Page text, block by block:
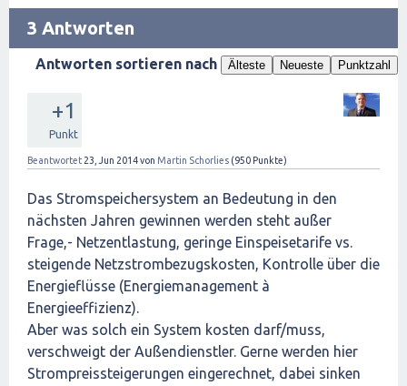
3 Antworten
Antworten sortieren nach Älteste Neueste Punktzahl
+1
Punkt
Beantwortet 23, Jun 2014von Martin Schorlies (950 Punkte)
Das Stromspeichersystem an Bedeutung in den
nächsten Jahren gewinnen werden steht außer
Frage,- Netzentlastung, geringe Einspeisetarife vs.
steigende Netzstrombezugskosten, Kontrolle über die
Energieflüsse (Energiemanagement à
Energieeffizienz).
Aber was solch ein System kosten darf/muss,
verschweigt der Außendienstler. Gerne werden hier
Strompreissteigerungen eingerechnet, dabei sinken